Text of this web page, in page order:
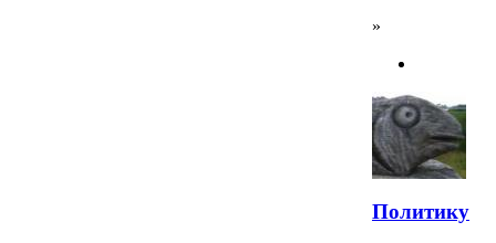
»
Политику